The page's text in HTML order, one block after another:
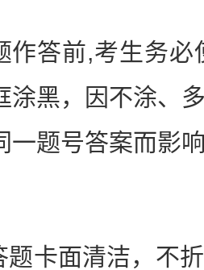
答前,考生务必
涂黑，因不涂、
一题号答案而影
面清洁，不折